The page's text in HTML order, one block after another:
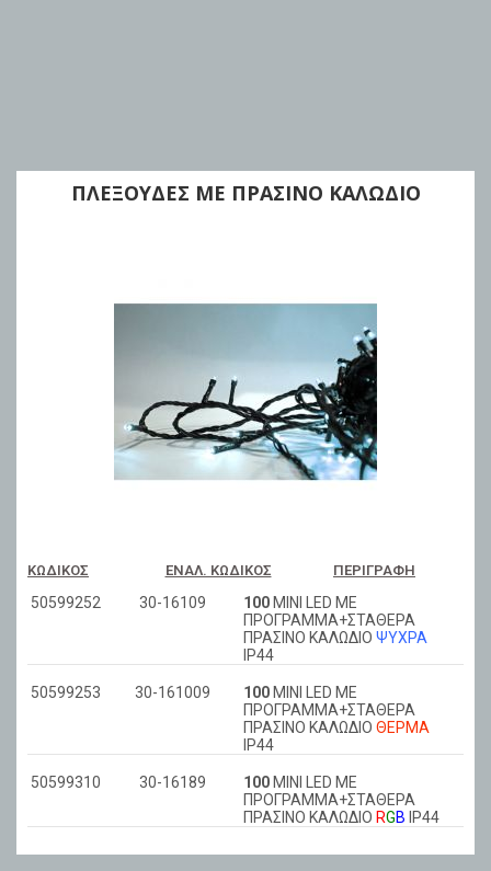
ΠΛΕΞΟΥΔΕΣ ΜΕ ΠΡΑΣΙΝΟ ΚΑΛΩΔΙΟ
ΚΩΔΙΚΌΣ ΕΝΑΛ. ΚΩΔΙΚΌΣ ΠΕΡΙΓΡΑΦΉ
50599252 30-16109 100 ΜΙΝΙ LED ΜΕ
ΠΡΟΓΡΑΜΜΑ+ΣΤΑΘΕΡΑ
ΠΡΑΣΙΝΟ ΚΑΛΩΔIΟ ΨΥΧΡΑ
ΙΡ44
50599253 30-161009 100 ΜΙΝΙ LED ΜΕ
ΠΡΟΓΡΑΜΜΑ+ΣΤΑΘΕΡΑ
ΠΡΑΣΙΝΟ ΚΑΛΩΔIΟ ΘΕΡΜΑ
ΙΡ44
50599310 30-16189 100 ΜΙΝΙ LED ΜΕ
ΠΡΟΓΡΑΜΜΑ+ΣΤΑΘΕΡΑ
ΠΡΑΣΙΝΟ ΚΑΛΩΔIΟ RGB ΙΡ44